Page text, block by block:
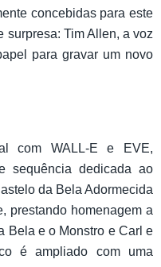
concebidas para este
surpresa: Tim Allen, a voz
para gravar um novo
com WALL-E e EVE,
sequência dedicada ao
da Bela Adormecida
prestando homenagem a
Bela e o Monstro e Carl e
é ampliado com uma